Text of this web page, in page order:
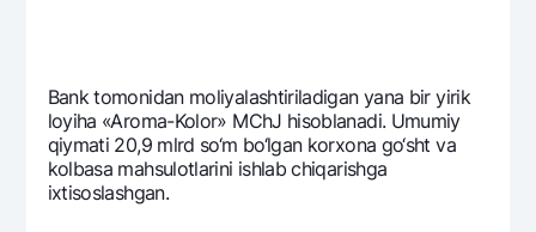
Bank tomonidan moliyalashtiriladigan yana bir yirik
loyiha «Aroma-Kolor» MChJ hisoblanadi. Umumiy
qiymati 20,9 mlrd so‘m bo‘lgan korxona go‘sht va
kolbasa mahsulotlarini ishlab chiqarishga
ixtisoslashgan.